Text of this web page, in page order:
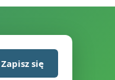
Zapisz się